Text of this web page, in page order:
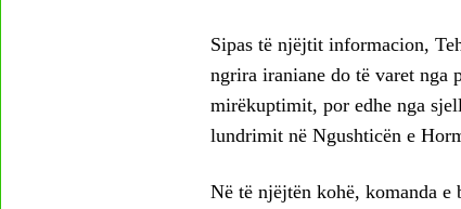
Sipas të njëjtit informacion,
ngrira iraniane do të varet nga
mirëkuptimit, por edhe nga
lundrimit në Ngushticën e
Në të njëjtën kohë, komanda e